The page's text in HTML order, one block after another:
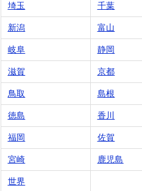
埼玉 千葉
新潟 富山
岐阜 静岡
滋賀 京都
鳥取 島根
徳島 香川
福岡 佐賀
宮崎 鹿児島
世界